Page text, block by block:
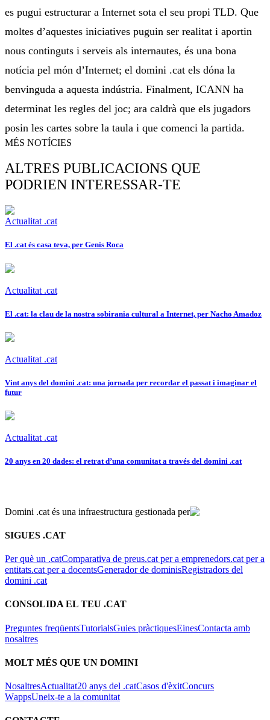
es pugui estructurar a Internet sota el seu propi TLD. Que
moltes d’aquestes iniciatives puguin ser realitat i aportin
nous continguts i serveis als internautes, és una bona
notícia pel món d’Internet; el domini .cat els dóna la
benvinguda a aquesta indústria. Finalment, ICANN ha
determinat les regles del joc; ara caldrà que els jugadors
posin les cartes sobre la taula i que comenci la partida.
MÉS NOTÍCIES
ALTRES PUBLICACIONS QUE
PODRIEN INTERESSAR-TE
Actualitat .cat
El .cat és casa teva, per Genís Roca
Actualitat .cat
El .cat: la clau de la nostra sobirania cultural a Internet, per Nacho Amadoz
Actualitat .cat
Vint anys del domini .cat: una jornada per recordar el passat i imaginar el
futur
Actualitat .cat
20 anys en 20 dades: el retrat d’una comunitat a través del domini .cat
Domini .cat és una infraestructura gestionada per
SIGUES .CAT
Per què un .catComparativa de preus.cat per a emprenedors.cat per a
entitats.cat per a docentsGenerador de dominisRegistradors del
domini .cat
CONSOLIDA EL TEU .CAT
Preguntes freqüentsTutorialsGuies pràctiquesEinesContacta amb
nosaltres
MOLT MÉS QUE UN DOMINI
NosaltresActualitat20 anys del .catCasos d'èxitConcurs
WappsUneix-te a la comunitat